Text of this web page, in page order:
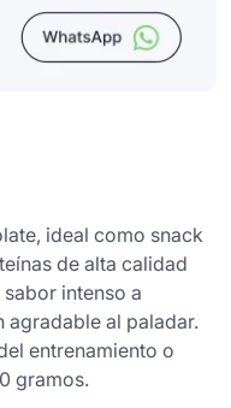
ideal como snack
de alta calidad
intenso a
al paladar.
entrenamiento o
gramos.